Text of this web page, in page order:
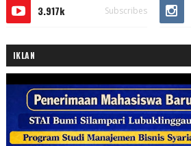
3.917k Subscribes
IKLAN